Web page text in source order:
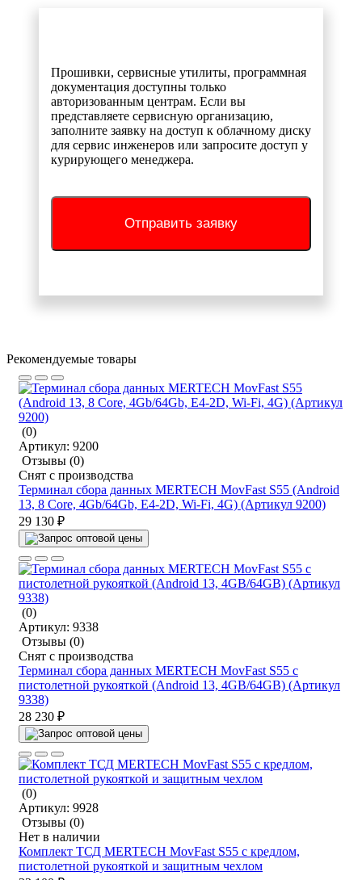
Прошивки, сервисные утилиты, программная
документация доступны только
авторизованным центрам. Если вы
представляете сервисную организацию,
заполните заявку на доступ к облачному диску
для сервис инженеров или запросите доступ у
курирующего менеджера.
Отправить заявку
Рекомендуемые товары
(0)
Артикул: 9200
Отзывы (0)
Снят с производства
Терминал сбора данных MERTECH MovFast S55 (Android
13, 8 Core, 4Gb/64Gb, E4-2D, Wi-Fi, 4G) (Артикул 9200)
29 130 ₽
(0)
Артикул: 9338
Отзывы (0)
Снят с производства
Терминал сбора данных MERTECH MovFast S55 с
пистолетной рукояткой (Android 13, 4GB/64GB) (Артикул
9338)
28 230 ₽
(0)
Артикул: 9928
Отзывы (0)
Нет в наличии
Комплект ТСД MERTECH MovFast S55 с кредлом,
пистолетной рукояткой и защитным чехлом